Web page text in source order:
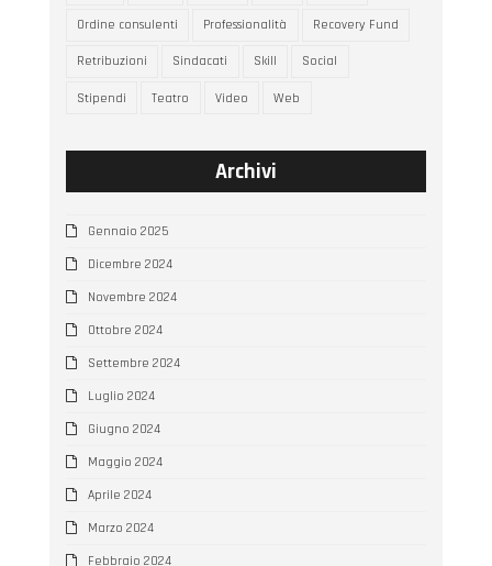
Ordine consulenti Professionalità Recovery Fund
Retribuzioni Sindacati Skill Social
Stipendi Teatro Video Web
Archivi
Gennaio 2025
Dicembre 2024
Novembre 2024
Ottobre 2024
Settembre 2024
Luglio 2024
Giugno 2024
Maggio 2024
Aprile 2024
Marzo 2024
Febbraio 2024